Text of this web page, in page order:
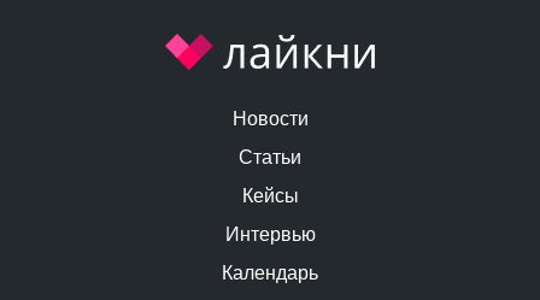
Новости
Статьи
Кейсы
Интервью
Календарь